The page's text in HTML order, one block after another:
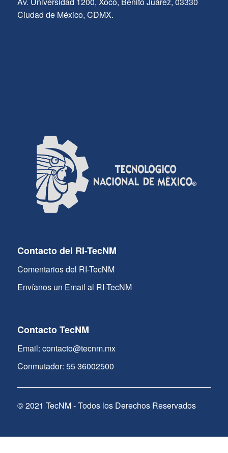
Ciudad de México, CDMX.
Contacto del RI-TecNM
Comentarios del RI-TecNM
Envíanos un Email al RI-TecNM
Contacto TecNM
Email: contacto@tecnm.mx
Conmutador: 55 36002500
© 2021 TecNM - Todos los Derechos Reservados